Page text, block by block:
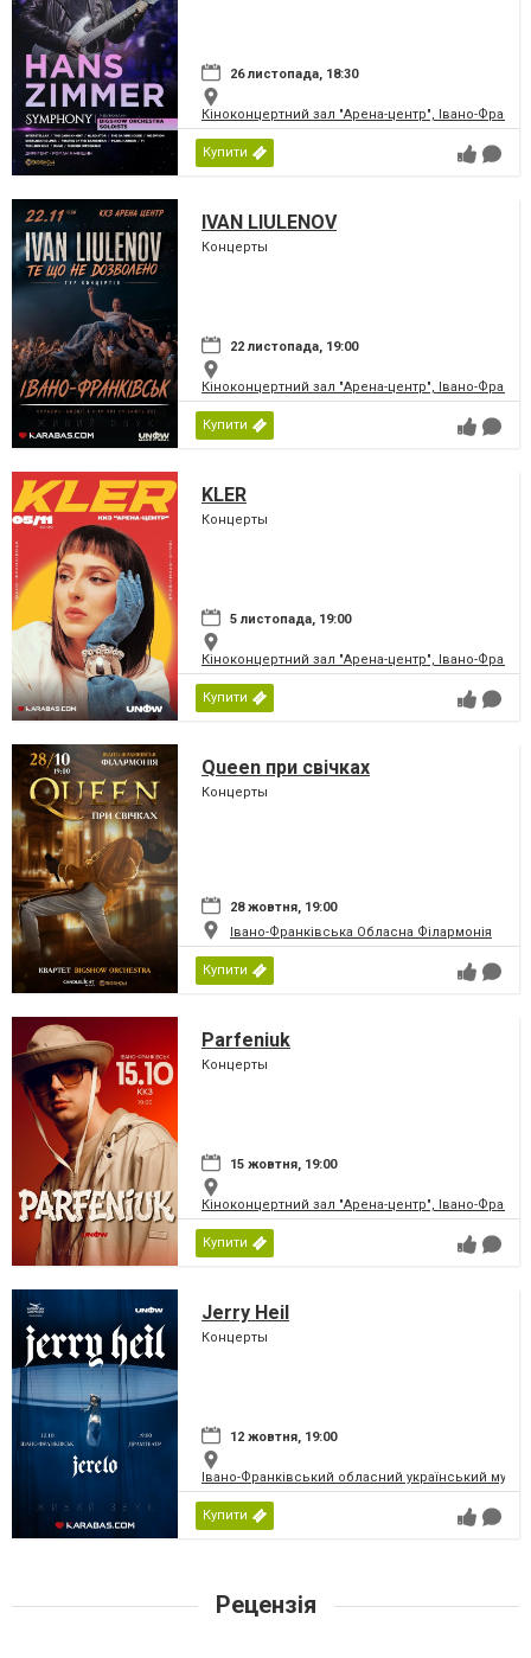
26 листопада, 18:30
Кіноконцертний зал "Арена-центр", Івано-
Купити
IVAN LIULENOV
Концерты
22 листопада, 19:00
Кіноконцертний зал "Арена-центр", Івано-
Купити
KLER
Концерты
5 листопада, 19:00
Кіноконцертний зал "Арена-центр", Івано-
Купити
Queen при свічках
Концерты
28 жовтня, 19:00
Івано-Франківська Обласна Філармонія
Купити
Parfeniuk
Концерты
15 жовтня, 19:00
Кіноконцертний зал "Арена-центр", Івано-
Купити
Jerry Heil
Концерты
12 жовтня, 19:00
Івано-Франківський обласний український
Купити
Рецензія